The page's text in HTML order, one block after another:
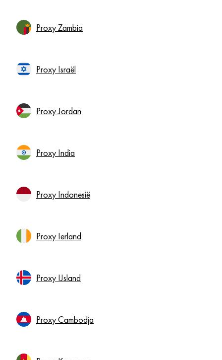
Proxy Zambia
Proxy Israël
Proxy Jordan
Proxy India
Proxy Indonesië
Proxy Ierland
Proxy IJsland
Proxy Cambodja